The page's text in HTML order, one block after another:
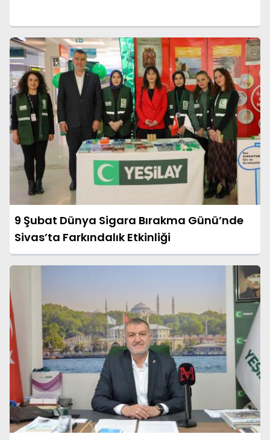
9 Şubat Dünya Sigara Bırakma Günü’nde
Sivas’ta Farkındalık Etkinliği